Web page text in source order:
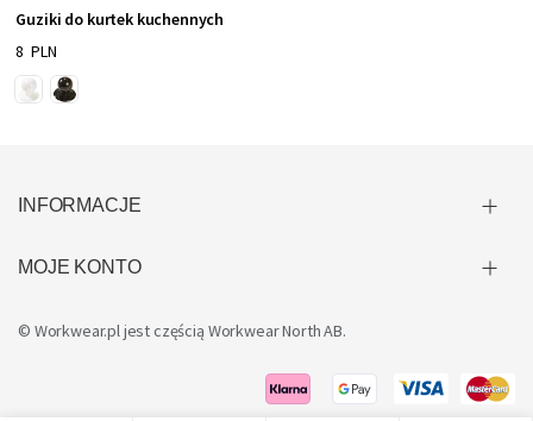
Guziki do kurtek kuchennych
8 PLN
INFORMACJE
MOJE KONTO
© Workwear.pl jest częścią Workwear North AB.